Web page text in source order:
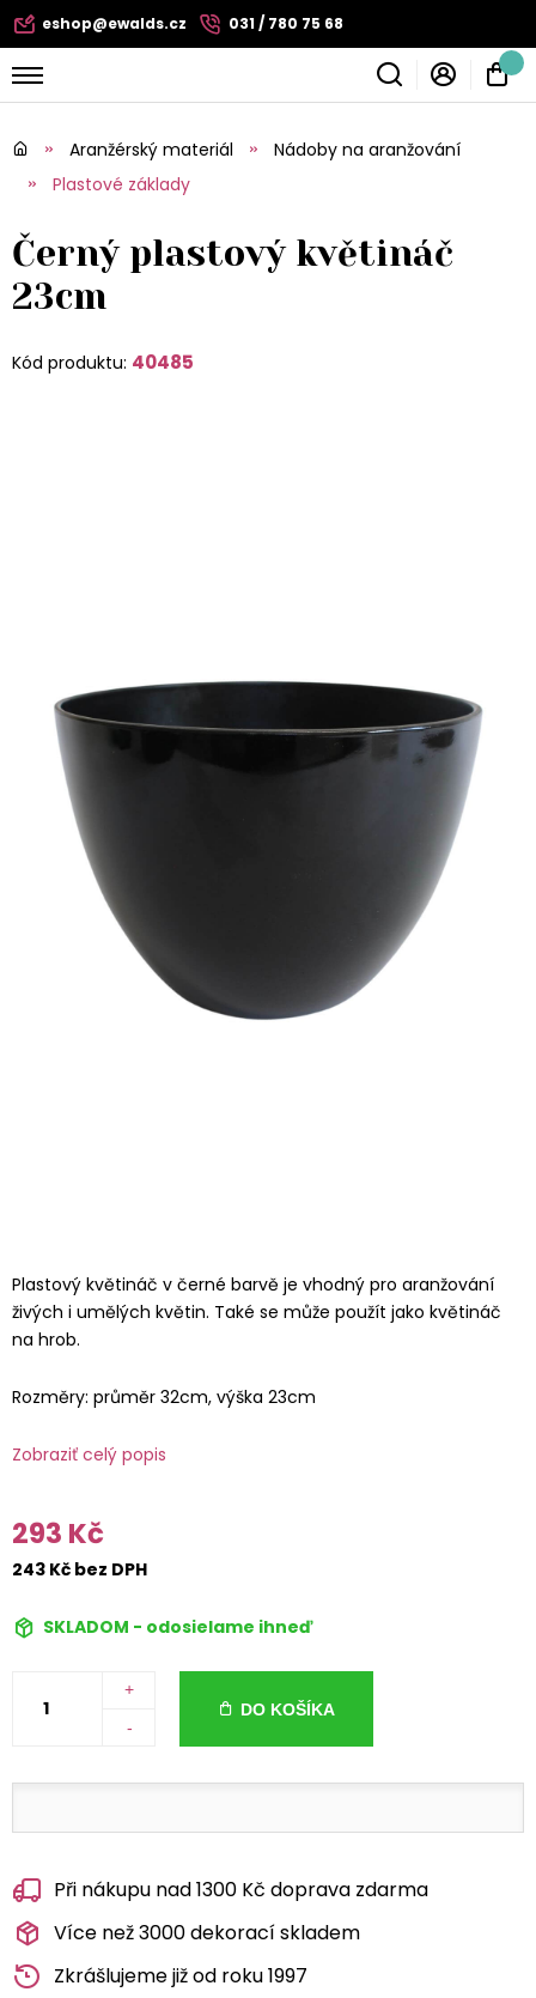
eshop@ewalds.cz 031 / 780 75 68
Aranžérský materiál
Nádoby na aranžování
Plastové základy
Černý plastový květináč
23cm
Kód produktu: 40485
Plastový květináč v černé barvě je vhodný pro aranžování
živých i umělých květin. Také se může použít jako květináč
na hrob.
Rozměry: průměr 32cm, výška 23cm
Zobraziť celý popis
293 Kč
243 Kč bez DPH
SKLADOM - odosielame ihneď
+
-
DO KOŠÍKA
Při nákupu nad 1300 Kč doprava zdarma
Více než 3000 dekorací skladem
Zkrášlujeme již od roku 1997